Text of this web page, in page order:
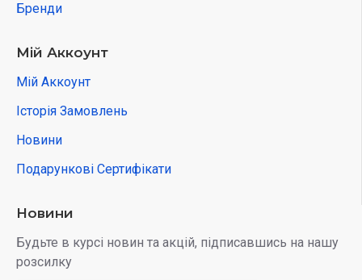
Бренди
Мій Аккоунт
Мій Аккоунт
Історія Замовлень
Новини
Подарункові Сертифікати
Новини
Будьте в курсі новин та акцій, підписавшись на нашу
розсилку